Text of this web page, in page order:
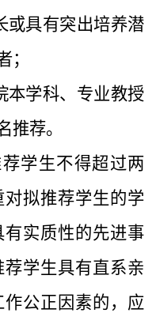
或具有突出培养潜
；
本学科、专业教授
推荐。
学生不得超过两
拟推荐学生的学
实质性的先进事
学生具有直系亲
公正因素的，应